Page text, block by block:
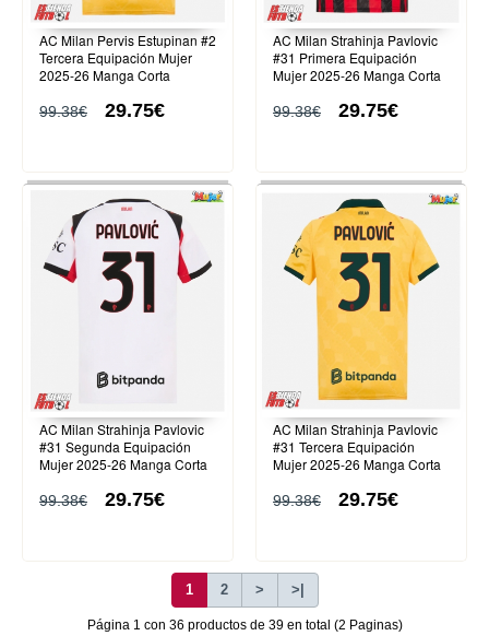
AC Milan Pervis Estupinan #2
Tercera Equipación Mujer
2025-26 Manga Corta
99.38€ 29.75€
AC Milan Strahinja Pavlovic
#31 Primera Equipación
Mujer 2025-26 Manga Corta
99.38€ 29.75€
AC Milan Strahinja Pavlovic
#31 Segunda Equipación
Mujer 2025-26 Manga Corta
99.38€ 29.75€
AC Milan Strahinja Pavlovic
#31 Tercera Equipación
Mujer 2025-26 Manga Corta
99.38€ 29.75€
1 2 > >|
Página 1 con 36 productos de 39 en total (2 Paginas)